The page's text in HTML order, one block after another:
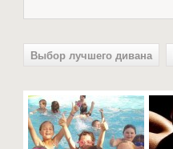
Выбор лучшего дивана